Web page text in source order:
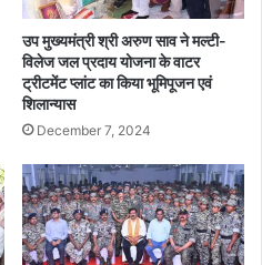
उप मुख्यमंत्री श्री अरुण साव ने मल्टी-
विलेज जल प्रदाय योजना के वाटर
ट्रीटमेंट प्लांट का किया भूमिपूजन एवं
शिलान्यास
December 7, 2024